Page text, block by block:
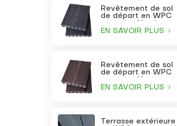
Revêtement de sol
de départ en WPC
anthracite
EN SAVOIR PLUS
Revêtement de sol
de départ en WPC
bordeaux
EN SAVOIR PLUS
Terrasse extérieure